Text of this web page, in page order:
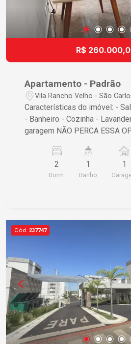
R$
Apartamento - Padrão
Vila Rancho Velho - São
Características do imóvel: - Sala - 02 dormitórios
- Banheiro - Cozinha -
garagem NÃO PERCA
2
Dorm.
1
Banho
1
Cód. 237747